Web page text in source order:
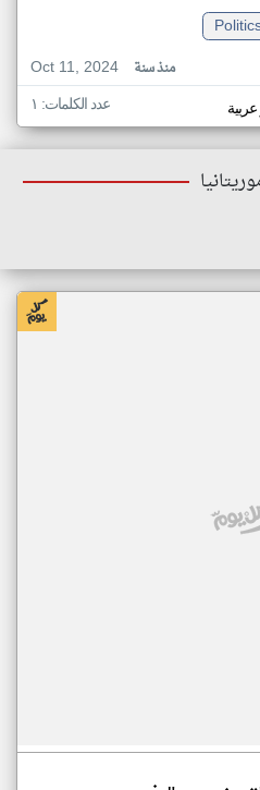
Oct 11, 2024
منذ سنة
عدد الكلمات: ١